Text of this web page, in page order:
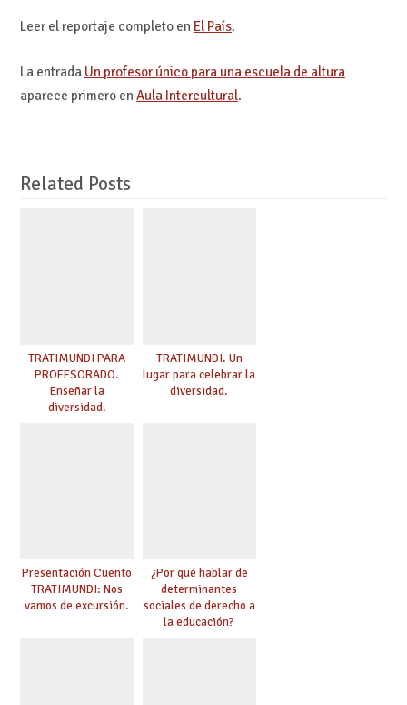
Leer el reportaje completo en El País.
La entrada Un profesor único para una escuela de altura
aparece primero en Aula Intercultural.
Related Posts
TRATIMUNDI PARA
PROFESORADO.
Enseñar la
diversidad.
TRATIMUNDI. Un
lugar para celebrar la
diversidad.
Presentación Cuento
TRATIMUNDI: Nos
vamos de excursión.
¿Por qué hablar de
determinantes
sociales de derecho a
la educación?